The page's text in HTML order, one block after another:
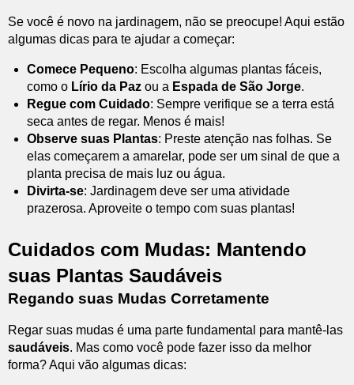
Se você é novo na jardinagem, não se preocupe! Aqui estão
algumas dicas para te ajudar a começar:
Comece Pequeno: Escolha algumas plantas fáceis,
como o Lírio da Paz ou a Espada de São Jorge.
Regue com Cuidado: Sempre verifique se a terra está
seca antes de regar. Menos é mais!
Observe suas Plantas: Preste atenção nas folhas. Se
elas começarem a amarelar, pode ser um sinal de que a
planta precisa de mais luz ou água.
Divirta-se: Jardinagem deve ser uma atividade
prazerosa. Aproveite o tempo com suas plantas!
Cuidados com Mudas: Mantendo
suas Plantas Saudáveis
Regando suas Mudas Corretamente
Regar suas mudas é uma parte fundamental para mantê-las
saudáveis. Mas como você pode fazer isso da melhor
forma? Aqui vão algumas dicas: